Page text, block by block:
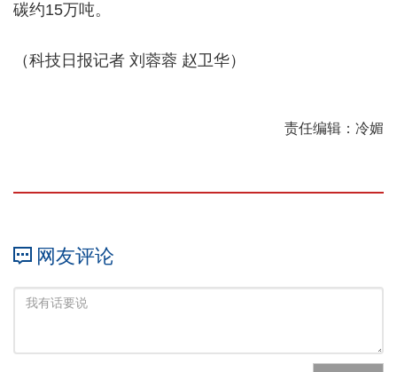
碳约15万吨。
（科技日报记者 刘蓉蓉 赵卫华）
责任编辑：冷媚
网友评论